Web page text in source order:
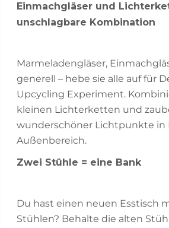
Einmachgläser und
unschlagbare Kombination
Marmeladengläser,
generell – hebe sie alle auf für
Upcycling Experiment.
kleinen Lichterketten und
wunderschöner Lichtpunkte in
Außenbereich.
Zwei Stühle = eine Bank
Du hast einen neuen Esstisch
Stühlen? Behalte die alten